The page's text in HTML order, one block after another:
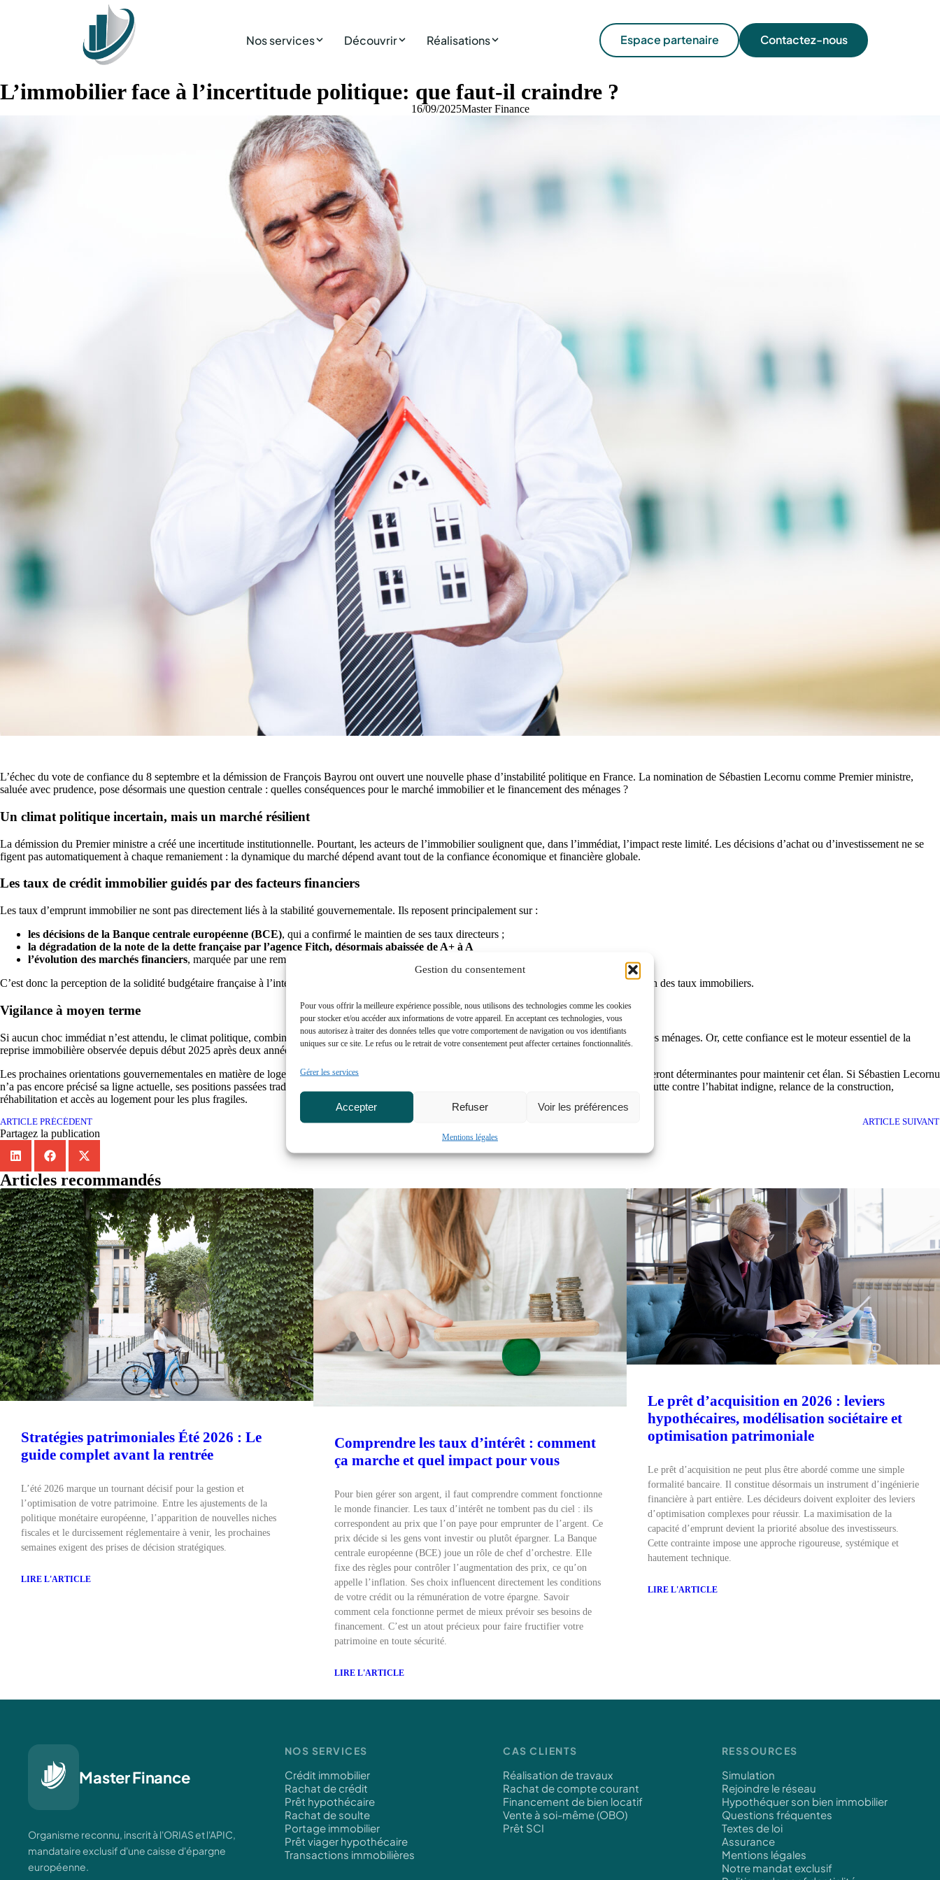
Gestion du consentement
Pour vous offrir la meilleure expérience possible, nous utilisons des technologies comme les cookies
pour stocker et/ou accéder aux informations de votre appareil. En acceptant ces technologies, vous
nous autorisez à traiter des données telles que votre comportement de navigation ou vos identifiants
uniques sur ce site. Le refus ou le retrait de votre consentement peut affecter certaines fonctionnalités.
Gérer les services
Accepter Refuser Voir les préférences
Mentions légales
Nos services Découvrir Réalisations Espace partenaire Contactez-nous
L’immobilier face à l’incertitude politique: que faut-il craindre ?
16/09/2025Master Finance
L’échec du vote de confiance du 8 septembre et la démission de François Bayrou ont ouvert une nouvelle phase d’instabilité politique en France. La nomination de Sébastien Lecornu comme Premier ministre,
saluée avec prudence, pose désormais une question centrale : quelles conséquences pour le marché immobilier et le financement des ménages ?
Un climat politique incertain, mais un marché résilient
La démission du Premier ministre a créé une incertitude institutionnelle. Pourtant, les acteurs de l’immobilier soulignent que, dans l’immédiat, l’impact reste limité. Les décisions d’achat ou d’investissement ne se
figent pas automatiquement à chaque remaniement : la dynamique du marché dépend avant tout de la confiance économique et financière globale.
Les taux de crédit immobilier guidés par des facteurs financiers
Les taux d’emprunt immobilier ne sont pas directement liés à la stabilité gouvernementale. Ils reposent principalement sur :
les décisions de la Banque centrale européenne (BCE), qui a confirmé le maintien de ses taux directeurs ;
la dégradation de la note de la dette française par l’agence Fitch, désormais abaissée de A+ à A
l’évolution des marchés financiers, marquée par une remontée de l’OAT 10 ans à 3,5 %.
C’est donc la perception de la solidité budgétaire française à l’international, plus que le changement de Premier ministre, qui conditionnera l’évolution des taux immobiliers.
Vigilance à moyen terme
Si aucun choc immédiat n’est attendu, le climat politique, combiné à d’éventuelles tensions sociales, pourrait à moyen terme peser sur la confiance des ménages. Or, cette confiance est le moteur essentiel de la
reprise immobilière observée depuis début 2025 après deux années difficiles.
Les prochaines orientations gouvernementales en matière de logement, fiscalité et assouplissement de la réglementation des diagnostics et des DPE seront déterminantes pour maintenir cet élan. Si Sébastien Lecornu
n’a pas encore précisé sa ligne actuelle, ses positions passées traduisent une volonté de faire du logement un outil de cohésion sociale et territoriale : lutte contre l’habitat indigne, relance de la construction,
réhabilitation et accès au logement pour les plus fragiles.
ARTICLE PRÉCÉDENT ARTICLE SUIVANT
Partagez la publication
Articles recommandés
Stratégies patrimoniales Été 2026 : Le
guide complet avant la rentrée
L’été 2026 marque un tournant décisif pour la gestion et
l’optimisation de votre patrimoine. Entre les ajustements de la
politique monétaire européenne, l’apparition de nouvelles niches
fiscales et le durcissement réglementaire à venir, les prochaines
semaines exigent des prises de décision stratégiques.
LIRE L'ARTICLE
Comprendre les taux d’intérêt : comment
ça marche et quel impact pour vous
Pour bien gérer son argent, il faut comprendre comment fonctionne
le monde financier. Les taux d’intérêt ne tombent pas du ciel : ils
correspondent au prix que l’on paye pour emprunter de l’argent. Ce
prix décide si les gens vont investir ou plutôt épargner. La Banque
centrale européenne (BCE) joue un rôle de chef d’orchestre. Elle
fixe des règles pour contrôler l’augmentation des prix, ce qu’on
appelle l’inflation. Ses choix influencent directement les conditions
de votre crédit ou la rémunération de votre épargne. Savoir
comment cela fonctionne permet de mieux prévoir ses besoins de
financement. C’est un atout précieux pour faire fructifier votre
patrimoine en toute sécurité.
LIRE L'ARTICLE
Le prêt d’acquisition en 2026 : leviers
hypothécaires, modélisation sociétaire et
optimisation patrimoniale
Le prêt d’acquisition ne peut plus être abordé comme une simple
formalité bancaire. Il constitue désormais un instrument d’ingénierie
financière à part entière. Les décideurs doivent exploiter des leviers
d’optimisation complexes pour réussir. La maximisation de la
capacité d’emprunt devient la priorité absolue des investisseurs.
Cette contrainte impose une approche rigoureuse, systémique et
hautement technique.
LIRE L'ARTICLE
Master Finance
Organisme reconnu, inscrit à l'ORIAS et l'APIC,
mandataire exclusif d'une caisse d'épargne
européenne.
NOS SERVICES
Crédit immobilier
Rachat de crédit
Prêt hypothécaire
Rachat de soulte
Portage immobilier
Prêt viager hypothécaire
Transactions immobilières
CAS CLIENTS
Réalisation de travaux
Rachat de compte courant
Financement de bien locatif
Vente à soi-même (OBO)
Prêt SCI
RESSOURCES
Simulation
Rejoindre le réseau
Hypothéquer son bien immobilier
Questions fréquentes
Textes de loi
Assurance
Mentions légales
Notre mandat exclusif